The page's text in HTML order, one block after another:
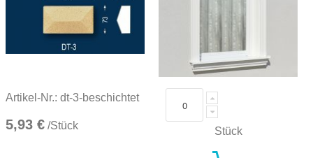
Artikel-Nr.: dt-3-beschichtet
5,93 € /Stück Stück